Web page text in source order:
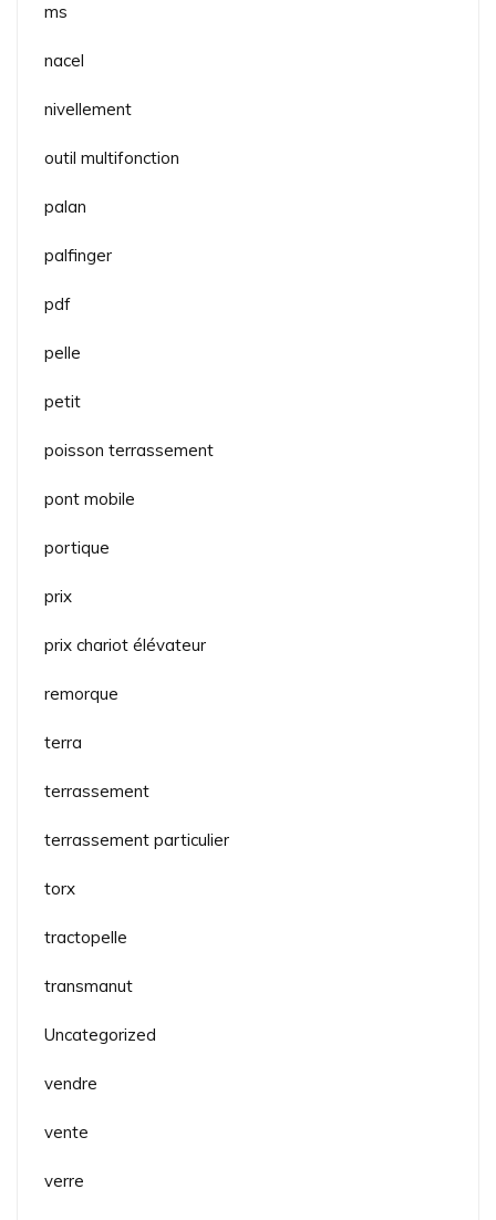
ms
nacel
nivellement
outil multifonction
palan
palfinger
pdf
pelle
petit
poisson terrassement
pont mobile
portique
prix
prix chariot élévateur
remorque
terra
terrassement
terrassement particulier
torx
tractopelle
transmanut
Uncategorized
vendre
vente
verre